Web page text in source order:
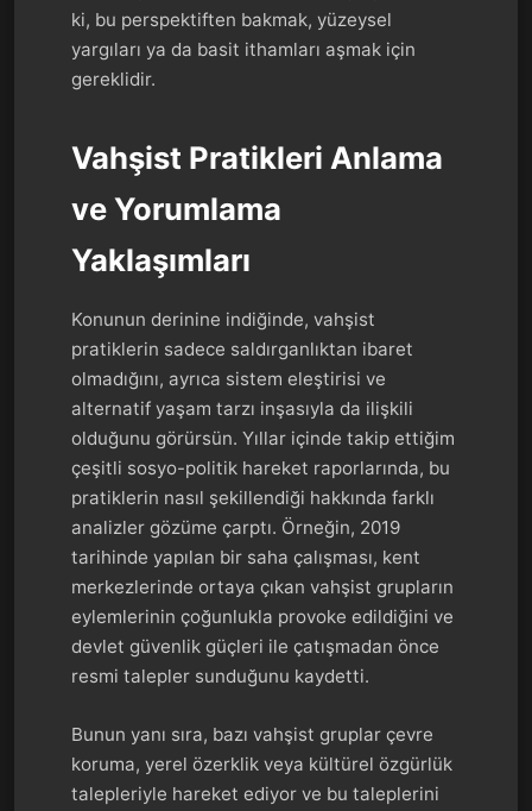
ki, bu perspektiften bakmak, yüzeysel
yargıları ya da basit ithamları aşmak için
gereklidir.
Vahşist Pratikleri Anlama
ve Yorumlama
Yaklaşımları
Konunun derinine indiğinde, vahşist
pratiklerin sadece saldırganlıktan ibaret
olmadığını, ayrıca sistem eleştirisi ve
alternatif yaşam tarzı inşasıyla da ilişkili
olduğunu görürsün. Yıllar içinde takip ettiğim
çeşitli sosyo-politik hareket raporlarında, bu
pratiklerin nasıl şekillendiği hakkında farklı
analizler gözüme çarptı. Örneğin, 2019
tarihinde yapılan bir saha çalışması, kent
merkezlerinde ortaya çıkan vahşist grupların
eylemlerinin çoğunlukla provoke edildiğini ve
devlet güvenlik güçleri ile çatışmadan önce
resmi talepler sunduğunu kaydetti.
Bunun yanı sıra, bazı vahşist gruplar çevre
koruma, yerel özerklik veya kültürel özgürlük
talepleriyle hareket ediyor ve bu taleplerini